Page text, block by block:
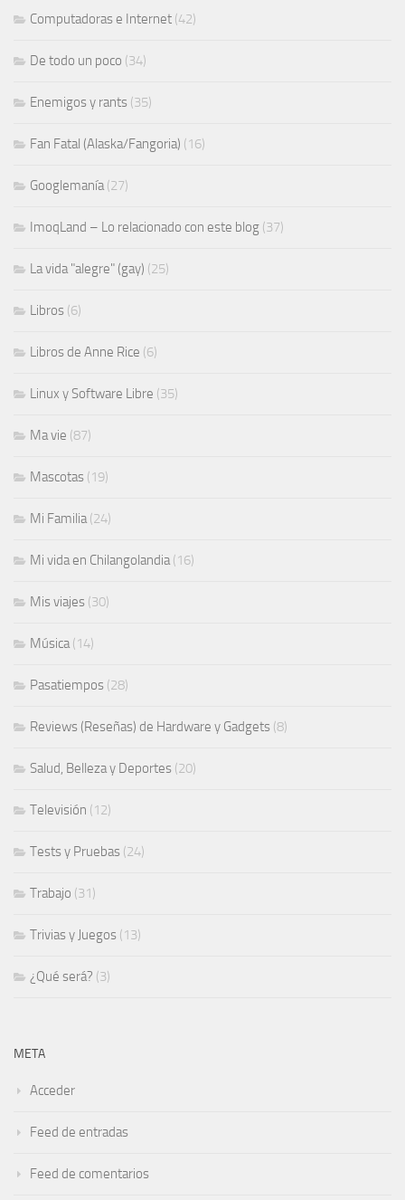
Computadoras e Internet (42)
De todo un poco (34)
Enemigos y rants (35)
Fan Fatal (Alaska/Fangoria) (16)
Googlemanía(27)
ImoqLand – Lo relacionado con este blog (37)
La vida "alegre" (gay) (25)
Libros (6)
Libros de Anne Rice (6)
Linux y Software Libre (35)
Ma vie (87)
Mascotas (19)
Mi Familia(24)
Mi vida en Chilangolandia(16)
Mis viajes (30)
Música(14)
Pasatiempos (28)
Reviews (Reseñas) de Hardware y Gadgets (8)
Salud, Belleza y Deportes (20)
Televisión (12)
Tests y Pruebas (24)
Trabajo (31)
Trivias y Juegos (13)
¿Qué será? (3)
META
Acceder
Feed de entradas
Feed de comentarios